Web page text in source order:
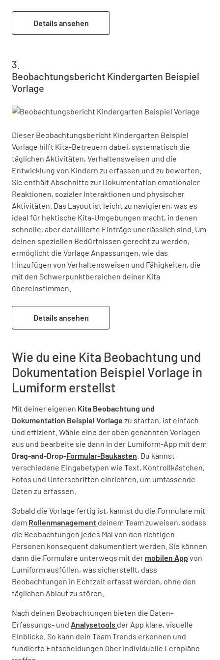
Details ansehen
Beobachtungsbericht Kindergarten Beispiel
Vorlage
Dieser Beobachtungsbericht Kindergarten Beispiel
Vorlage hilft Kita-Betreuern dabei, systematisch die
täglichen Aktivitäten, Verhaltensweisen und die
Entwicklung von Kindern zu erfassen und zu bewerten.
Sie enthält Abschnitte zur Dokumentation emotionaler
Reaktionen, sozialer Interaktionen und physischer
Aktivitäten. Das Layout ist leicht zu navigieren, was es
ideal für hektische Kita-Umgebungen macht, in denen
schnelle, aber detaillierte Einträge unerlässlich sind. Um
deinen speziellen Bedürfnissen gerecht zu werden,
ermöglicht die Vorlage Anpassungen, wie das
Hinzufügen von Verhaltensweisen und Fähigkeiten, die
mit den Schwerpunktbereichen deiner Kita
übereinstimmen.
Details ansehen
Wie du eine Kita Beobachtung und
Dokumentation Beispiel Vorlage in
Lumiform erstellst
Mit deiner eigenen Kita Beobachtung und
Dokumentation Beispiel Vorlage zu starten, ist einfach
und effizient. Wähle eine der oben genannten Vorlagen
aus und bearbeite sie dann in der Lumiform-App mit dem
Drag-and-Drop-Formular-Baukasten . Du kannst
verschiedene Eingabetypen wie Text, Kontrollkästchen,
Fotos und Unterschriften einrichten, um umfassende
Daten zu erfassen.
Sobald die Vorlage fertig ist, kannst du die Formulare mit
dem Rollenmanagement deinem Team zuweisen, sodass
die Beobachtungen jedes Mal von den richtigen
Personen konsequent dokumentiert werden. Sie können
dann die Formulare unterwegs mit der mobilen Appvon
Lumiform ausfüllen, was sicherstellt, dass
Beobachtungen in Echtzeit erfasst werden, ohne den
täglichen Ablauf zu stören.
Nach deinen Beobachtungen bieten die Daten-
Erfassungs- und Analysetools der App klare, visuelle
Einblicke. So kann dein Team Trends erkennen und
fundierte Entscheidungen über individuelle Lernpläne